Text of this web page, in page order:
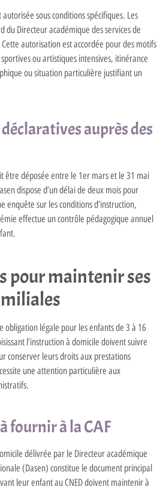
sous conditions spécifiques. Les
du Directeur académique des services de
autorisation est accordée pour des motifs
ou artistiques intensives, itinérance
ou situation particulière justifiant un
auprès des
être déposée entre le 1er mars et le 31 mai
dispose d’un délai de deux mois pour
enquête sur les conditions d’instruction,
effectue un contrôle pédagogique annuel
pour maintenir ses
obligation légale pour les enfants de 3 à 16
l’instruction à domicile doivent suivre
conserver leurs droits aux prestations
une attention particulière aux
fournir à la CAF
délivrée par le Directeur académique
(Dasen) constitue le document principal
leur enfant au CNED doivent maintenir à